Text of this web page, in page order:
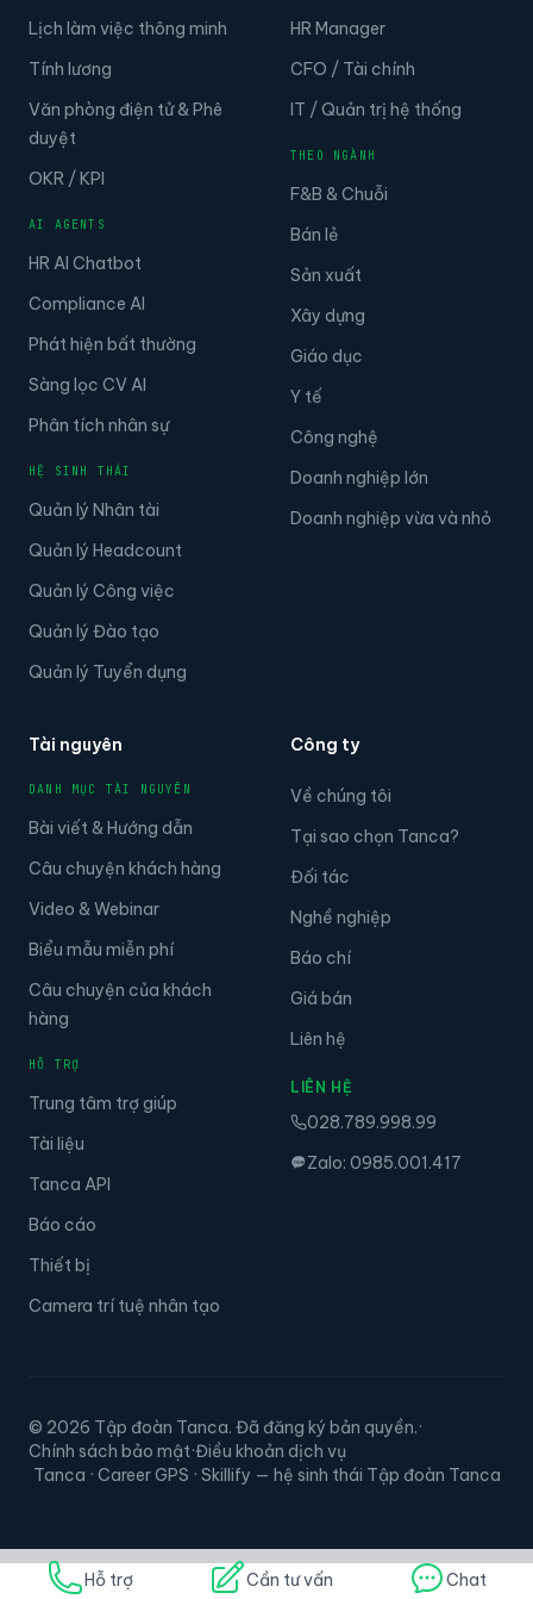
Lịch làm việc thông minh
Tính lương
Văn phòng điện tử & Phê
duyệt
OKR / KPI
AI AGENTS
HR AI Chatbot
Compliance AI
Phát hiện bất thường
Sàng lọc CV AI
Phân tích nhân sự
HỆ SINH THÁI
Quản lý Nhân tài
Quản lý Headcount
Quản lý Công việc
Quản lý Đào tạo
Quản lý Tuyển dụng
HR Manager
CFO / Tài chính
IT / Quản trị hệ thống
THEO NGÀNH
F&B & Chuỗi
Bán lẻ
Sản xuất
Xây dựng
Giáo dục
Y tế
Công nghệ
Doanh nghiệp lớn
Doanh nghiệp vừa và nhỏ
Tài nguyên
DANH MỤC TÀI NGUYÊN
Bài viết & Hướng dẫn
Câu chuyện khách hàng
Video & Webinar
Biểu mẫu miễn phí
Câu chuyện của khách
hàng
HỖ TRỢ
Trung tâm trợ giúp
Tài liệu
Tanca API
Báo cáo
Thiết bị
Camera trí tuệ nhân tạo
Công ty
Về chúng tôi
Tại sao chọn Tanca?
Đối tác
Nghề nghiệp
Báo chí
Giá bán
Liên hệ
LIÊN HỆ
028.789.998.99
Zalo: 0985.001.417
© 2026 Tập đoàn Tanca. Đã đăng ký bản quyền.·
Chính sách bảo mật·Điều khoản dịch vụ
Tanca · Career GPS · Skillify — hệ sinh thái Tập đoàn Tanca
Hỗ trợ Cần tư vấn Chat